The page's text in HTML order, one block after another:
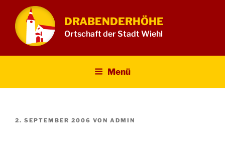
Inhalt
springen
DRABENDERHÖHE
Ortschaft der Stadt Wiehl
Menü
VERÖFFENTLICHT
2. SEPTEMBER 2006 VON ADMIN